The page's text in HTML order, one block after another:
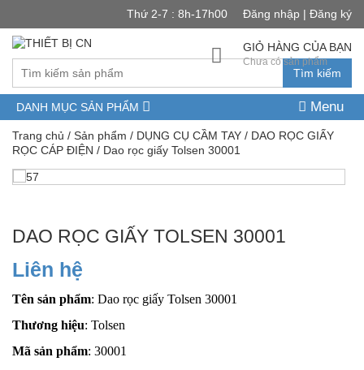
Thứ 2-7 : 8h-17h00 Đăng nhập | Đăng ký
Tìm kiếm
GIỎ HÀNG CỦA BẠN
Chưa có sản phẩm
DANH MỤC SẢN PHẨM Menu
Trang chủ / Sản phẩm / DỤNG CỤ CẦM TAY / DAO RỌC GIẤY
RỌC CÁP ĐIỆN / Dao rọc giấy Tolsen 30001
DAO RỌC GIẤY TOLSEN 30001
Liên hệ
Tên sản phẩm: Dao rọc giấy Tolsen 30001
Thương hiệu: Tolsen
Mã sản phẩm: 30001